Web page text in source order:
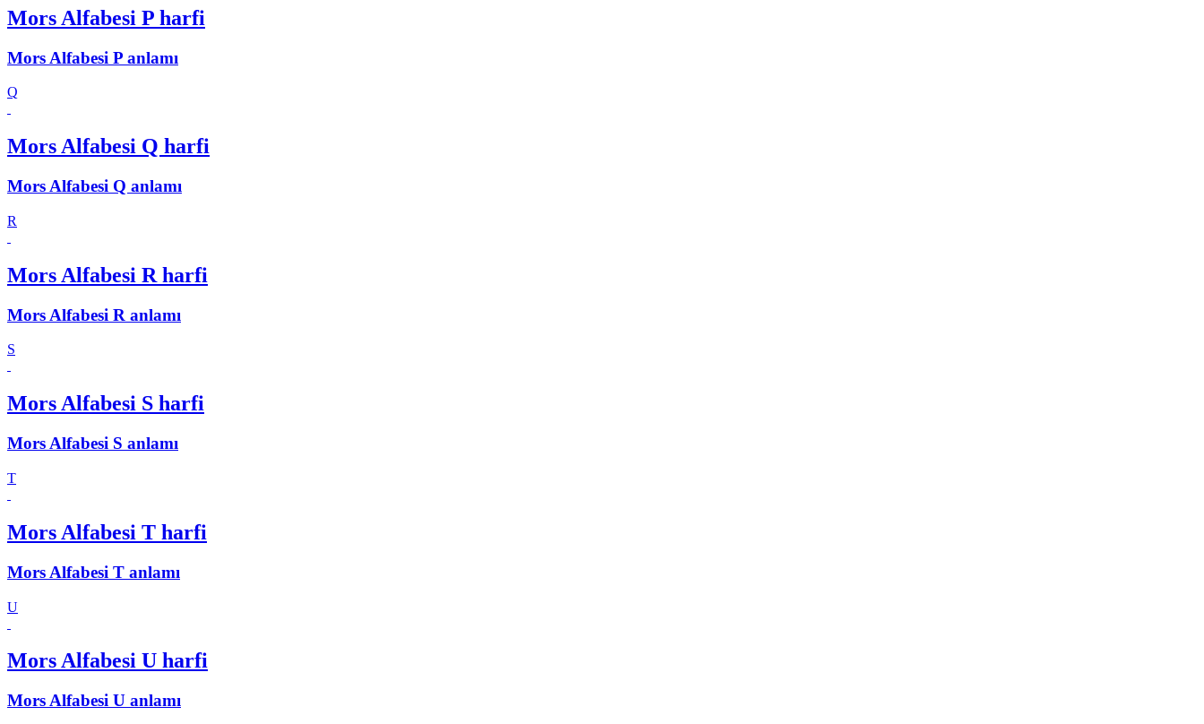
Mors Alfabesi P harfi
Mors Alfabesi P anlamı
Q
Mors Alfabesi Q harfi
Mors Alfabesi Q anlamı
R
Mors Alfabesi R harfi
Mors Alfabesi R anlamı
S
Mors Alfabesi S harfi
Mors Alfabesi S anlamı
T
Mors Alfabesi T harfi
Mors Alfabesi T anlamı
U
Mors Alfabesi U harfi
Mors Alfabesi U anlamı